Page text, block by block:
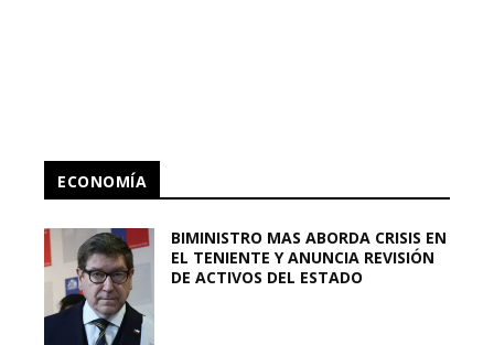
ECONOMÍA
BIMINISTRO MAS ABORDA CRISIS EN
EL TENIENTE Y ANUNCIA REVISIÓN
DE ACTIVOS DEL ESTADO